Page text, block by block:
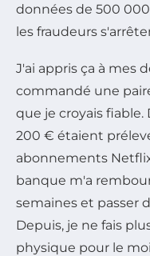
données de 500
les fraudeurs
J'ai appris ça à mes
commandé une
que je croyais fiable.
200 € étaient
abonnements
banque m'a
semaines et passer
Depuis, je ne fais
physique pour le